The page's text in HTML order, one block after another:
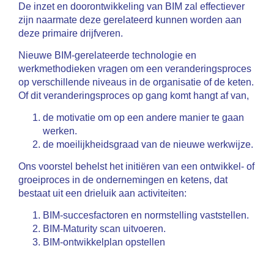
De inzet en doorontwikkeling van BIM zal effectiever
zijn naarmate deze gerelateerd kunnen worden aan
deze primaire drijfveren.
Nieuwe BIM-gerelateerde technologie en
werkmethodieken vragen om een veranderingsproces
op verschillende niveaus in de organisatie of de keten.
Of dit veranderingsproces op gang komt hangt af van,
de motivatie om op een andere manier te gaan
werken.
de moeilijkheidsgraad van de nieuwe werkwijze.
Ons voorstel behelst het initiëren van een ontwikkel- of
groeiproces in de ondernemin­gen en ketens, dat
bestaat uit een drieluik aan activiteiten:
BIM-succesfactoren en normstelling vaststellen.
BIM-Maturity scan uitvoeren.
BIM-ontwikkelplan opstellen